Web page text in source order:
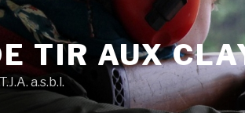
TIR AUX
a.s.b.l.